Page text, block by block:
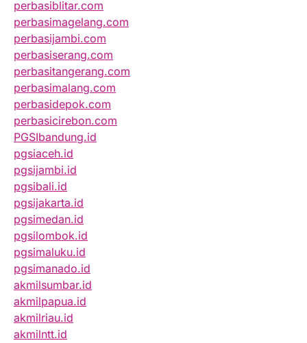
perbasiblitar.com
perbasimagelang.com
perbasijambi.com
perbasiserang.com
perbasitangerang.com
perbasimalang.com
perbasidepok.com
perbasicirebon.com
PGSIbandung.id
pgsiaceh.id
pgsijambi.id
pgsibali.id
pgsijakarta.id
pgsimedan.id
pgsilombok.id
pgsimaluku.id
pgsimanado.id
akmilsumbar.id
akmilpapua.id
akmilriau.id
akmilntt.id